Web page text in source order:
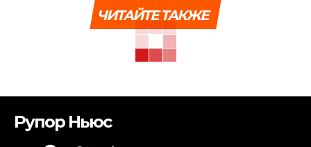
ЧИТАЙТЕ ТАКЖЕ
Рупор Ньюс